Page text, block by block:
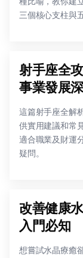
三個核心支柱與
射手座全
事業發展
這篇射手座全解
供實用建議和常
適合職業及財運
疑問。
改善健康
入門必知
想嘗試水晶療癒